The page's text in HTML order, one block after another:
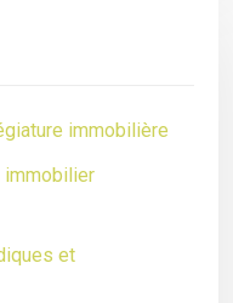
immobilière
immobilier
et